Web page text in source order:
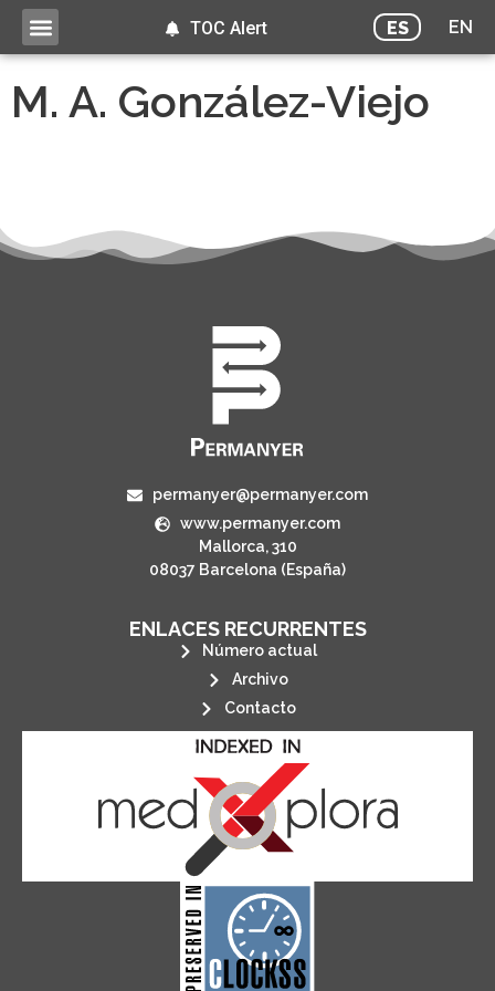
ES EN
TOC Alert
M. A. González-Viejo
permanyer@permanyer.com
www.permanyer.com
Mallorca, 310
08037 Barcelona (España)
ENLACES RECURRENTES
Número actual
Archivo
Contacto
CLOCKSS is a dak archive that
ensures the long-term survival
of web-based scholary
publications, governed by and for
its stakeholders.